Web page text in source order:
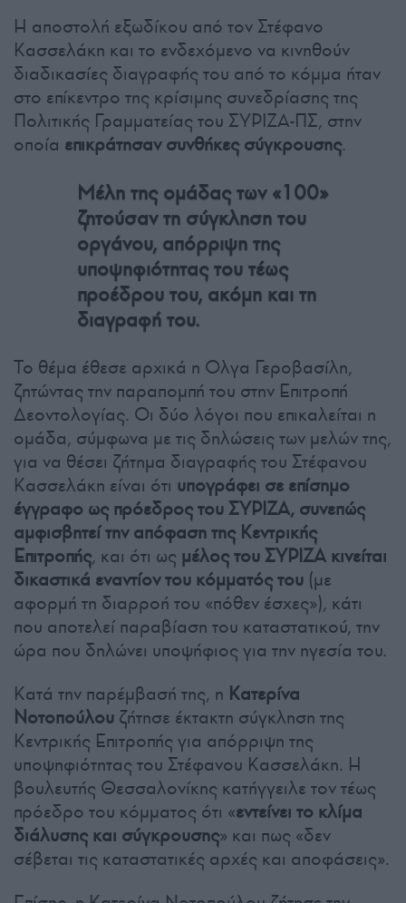
Η αποστολή εξωδίκου από τον Στέφανο
Κασσελάκη και το ενδεχόμενο να κινηθούν
διαδικασίες διαγραφής του από το κόμμα ήταν
στο επίκεντρο της κρίσιμης συνεδρίασης της
Πολιτικής Γραμματείας του ΣΥΡΙΖΑ-ΠΣ, στην
οποία επικράτησαν συνθήκες σύγκρουσης.
Μέλη της ομάδας των «100»
ζητούσαν τη σύγκληση του
οργάνου, απόρριψη της
υποψηφιότητας του τέως
προέδρου του, ακόμη και τη
διαγραφή του.
Το θέμα έθεσε αρχικά η Ολγα Γεροβασίλη,
ζητώντας την παραπομπή του στην Επιτροπή
Δεοντολογίας. Οι δύο λόγοι που επικαλείται η
ομάδα, σύμφωνα με τις δηλώσεις των μελών της,
για να θέσει ζήτημα διαγραφής του Στέφανου
Κασσελάκη είναι ότι υπογράφει σε επίσημο
έγγραφο ως πρόεδρος του ΣΥΡΙΖΑ, συνεπώς
αμφισβητεί την απόφαση της Κεντρικής
Επιτροπής, και ότι ως μέλος του ΣΥΡΙΖΑ κινείται
δικαστικά εναντίον του κόμματός του (με
αφορμή τη διαρροή του «πόθεν έσχες»), κάτι
που αποτελεί παραβίαση του καταστατικού, την
ώρα που δηλώνει υποψήφιος για την ηγεσία του.
Κατά την παρέμβασή της, η Κατερίνα
Νοτοπούλου ζήτησε έκτακτη σύγκληση της
Κεντρικής Επιτροπής για απόρριψη της
υποψηφιότητας του Στέφανου Κασσελάκη. Η
βουλευτής Θεσσαλονίκης κατήγγειλε τον τέως
πρόεδρο του κόμματος ότι «εντείνει το κλίμα
διάλυσης και σύγκρουσης» και πως «δεν
σέβεται τις καταστατικές αρχές και αποφάσεις».